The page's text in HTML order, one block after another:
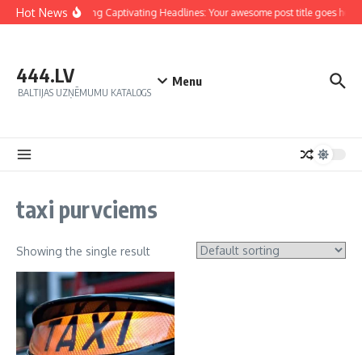
Hot NewsCrafting Captivating Headlines: Your awesome post title goes here
444.LV
BALTIJAS UZŅĒMUMU KATALOGS
Menu
taxi purvciems
Showing the single result